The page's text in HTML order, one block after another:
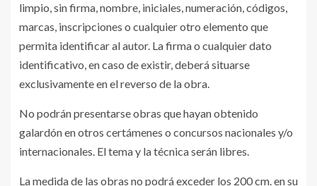
limpio, sin firma, nombre, iniciales, numeración, códigos,
marcas, inscripciones o cualquier otro elemento que
permita identificar al autor. La firma o cualquier dato
identificativo, en caso de existir, deberá situarse
exclusivamente en el reverso de la obra.
No podrán presentarse obras que hayan obtenido
galardón en otros certámenes o concursos nacionales y/o
internacionales. El tema y la técnica serán libres.
La medida de las obras no podrá exceder los 200 cm. en su